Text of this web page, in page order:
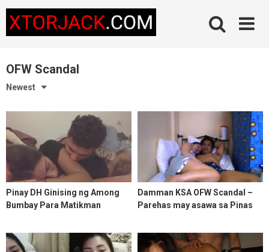
content
OFW Scandal
Newest
Pinay DH Ginising ng Among
Bumbay Para Matikman
Damman KSA OFW Scandal –
Parehas may asawa sa Pinas